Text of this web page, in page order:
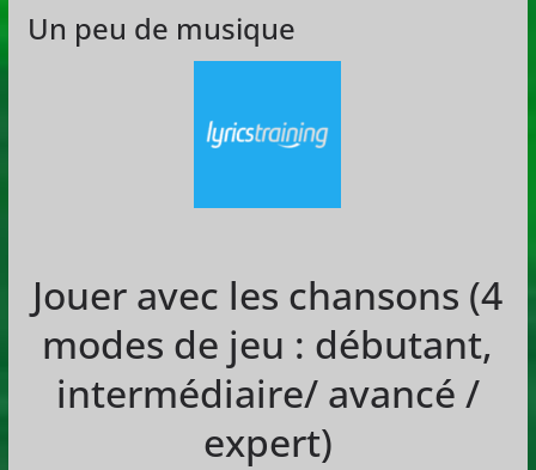
Un peu de musique
Jouer avec les chansons (4
modes de jeu : débutant,
intermédiaire/ avancé /
expert)